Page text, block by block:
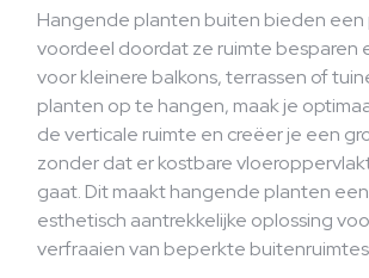
Hangende planten buiten bieden een
voordeel doordat ze ruimte besparen
voor kleinere balkons, terrassen of
planten op te hangen, maak je
de verticale ruimte en creëer je een
zonder dat er kostbare
gaat. Dit maakt hangende planten
esthetisch aantrekkelijke oplossing
verfraaien van beperkte